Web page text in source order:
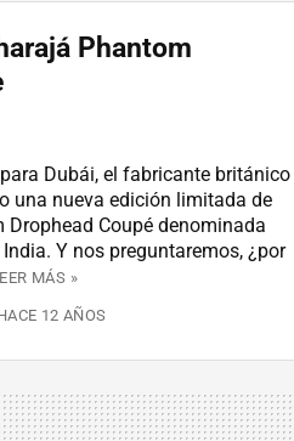
Phantom
Dubái, el fabricante británico
una nueva edición limitada de
Drophead Coupé denominada
Y nos preguntaremos, ¿por
MÁS »
12 AÑOS